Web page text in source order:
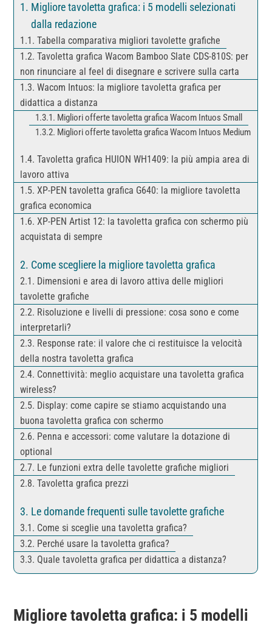
Migliore tavoletta grafica: i 5 modelli selezionati
dalla redazione
Tabella comparativa migliori tavolette grafiche
Tavoletta grafica Wacom Bamboo Slate CDS-810S: per
non rinunciare al feel di disegnare e scrivere sulla carta
Wacom Intuos: la migliore tavoletta grafica per
didattica a distanza
Migliori offerte tavoletta grafica Wacom Intuos Small
Migliori offerte tavoletta grafica Wacom Intuos Medium
Tavoletta grafica HUION WH1409: la più ampia area di
lavoro attiva
XP-PEN tavoletta grafica G640: la migliore tavoletta
grafica economica
XP-PEN Artist 12: la tavoletta grafica con schermo più
acquistata di sempre
Come scegliere la migliore tavoletta grafica
Dimensioni e area di lavoro attiva delle migliori
tavolette grafiche
Risoluzione e livelli di pressione: cosa sono e come
interpretarli?
Response rate: il valore che ci restituisce la velocità
della nostra tavoletta grafica
Connettività: meglio acquistare una tavoletta grafica
wireless?
Display: come capire se stiamo acquistando una
buona tavoletta grafica con schermo
Penna e accessori: come valutare la dotazione di
optional
Le funzioni extra delle tavolette grafiche migliori
Tavoletta grafica prezzi
Le domande frequenti sulle tavolette grafiche
Come si sceglie una tavoletta grafica?
Perché usare la tavoletta grafica?
Quale tavoletta grafica per didattica a distanza?
Migliore tavoletta grafica: i 5 modelli